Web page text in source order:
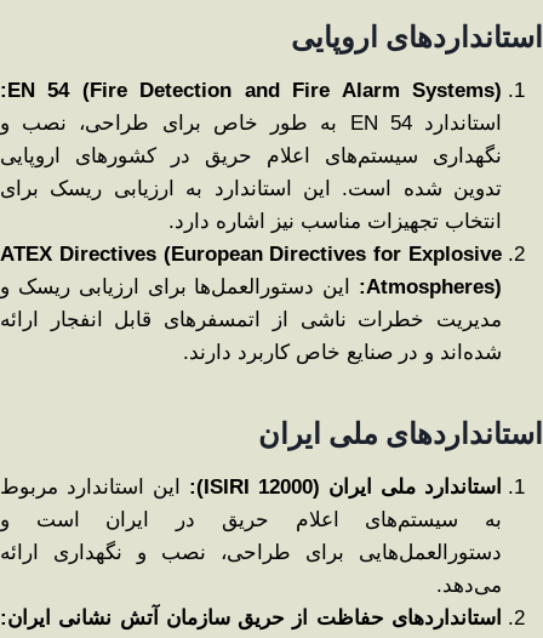
استانداردهای اروپایی
EN 54 (Fire Detection and Fire Alarm Systems):
استاندارد EN 54 به طور خاص برای طراحی، نصب و
نگهداری سیستم‌های اعلام حریق در کشورهای اروپایی
تدوین شده است. این استاندارد به ارزیابی ریسک برای
انتخاب تجهیزات مناسب نیز اشاره دارد.
ATEX Directives (European Directives for Explosive
Atmospheres):
این دستورالعمل‌ها برای ارزیابی ریسک و
مدیریت خطرات ناشی از اتمسفرهای قابل انفجار ارائه
شده‌اند و در صنایع خاص کاربرد دارند.
استانداردهای ملی ایران
استاندارد ملی ایران (ISIRI 12000):
این استاندارد مربوط
به سیستم‌های اعلام حریق در ایران است و
دستورالعمل‌هایی برای طراحی، نصب و نگهداری ارائه
می‌دهد.
استانداردهای حفاظت از حریق سازمان آتش ‌نشانی ایران: